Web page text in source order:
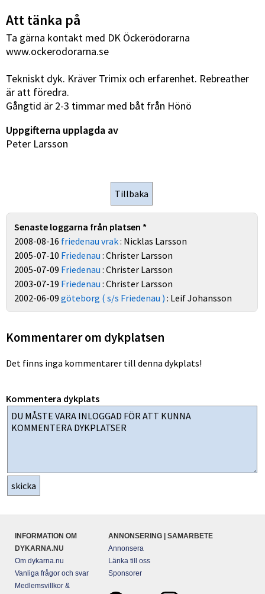
Att tänka på
Ta gärna kontakt med DK Öckerödorarna
www.ockerodorarna.se
Tekniskt dyk. Kräver Trimix och erfarenhet. Rebreather
är att föredra.
Gångtid är 2-3 timmar med båt från Hönö
Uppgifterna upplagda av
Peter Larsson
Senaste loggarna från platsen *
2008-08-16 friedenau vrak: Nicklas Larsson
2005-07-10 Friedenau : Christer Larsson
2005-07-09 Friedenau : Christer Larsson
2003-07-19 Friedenau : Christer Larsson
2002-06-09 göteborg ( s/s Friedenau ) : Leif Johansson
Kommentarer om dykplatsen
Det finns inga kommentarer till denna dykplats!
Kommentera dykplats
INFORMATION OM
DYKARNA.NU
Om dykarna.nu
Vanliga frågor och svar
Medlemsvillkor &
ANNONSERING | SAMARBETE
Annonsera
Länka till oss
Sponsorer